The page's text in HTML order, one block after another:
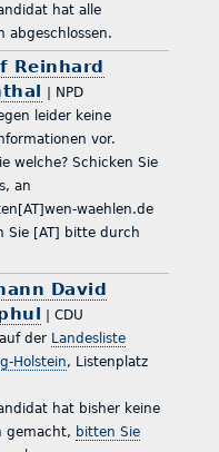
hat alle
abgeschlossen.
Reinhard
| NPD
leider keine
vor.
welche? Schicken Sie
an
waehlen.de
Sie [AT] bitte durch
David
| CDU
der Landesliste
Holstein, Listenplatz
hat bisher keine
gemacht, bitten Sie